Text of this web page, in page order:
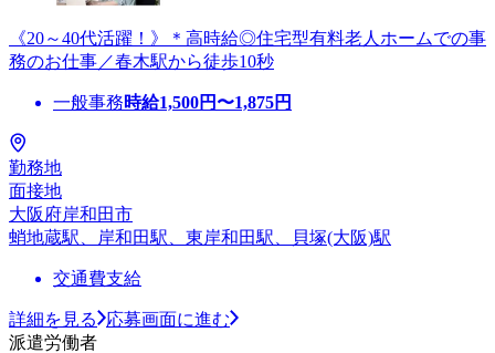
《20～40代活躍！》＊高時給◎住宅型有料老人ホームでの事
務のお仕事／春木駅から徒歩10秒
一般事務時給1,500円〜1,875円
勤務地
面接地
大阪府岸和田市
蛸地蔵駅、岸和田駅、東岸和田駅、貝塚(大阪)駅
交通費支給
詳細を見る
応募画面に進む
派遣労働者